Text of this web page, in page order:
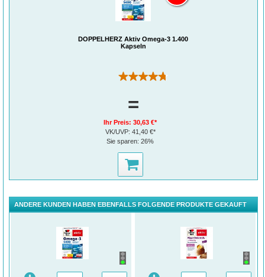
DOPPELHERZ Aktiv Omega-3 1.400
Kapseln
(98)
=
Ihr Preis:30,63 €*
VK/UVP: 41,40 €*
Sie sparen:26%
ANDERE KUNDEN HABEN EBENFALLS FOLGENDE PRODUKTE GEKAUFT